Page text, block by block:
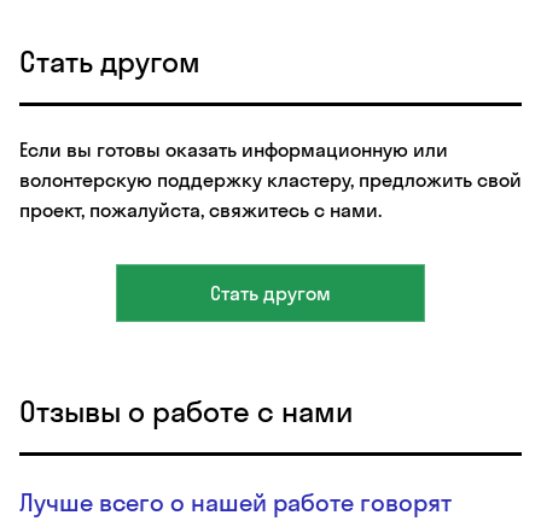
Стать другом
Если вы готовы оказать информационную или
волонтерскую поддержку кластеру, предложить свой
проект, пожалуйста, свяжитесь с нами.
Стать другом
Отзывы о работе с нами
Лучше всего о нашей работе говорят